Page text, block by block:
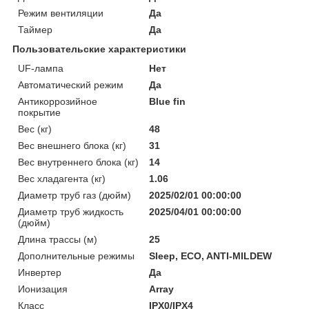
Режим вентиляции
Да
Таймер
Да
Пользовательские характеристики
UF-лампа
Нет
Автоматический режим
Да
Антикоррозийное
покрытие
Blue fin
Вес (кг)
48
Вес внешнего блока (кг)
31
Вес внутреннего блока (кг)
14
Вес хладагента (кг)
1.06
Диаметр труб газ (дюйм)
2025/02/01 00:00:00
Диаметр труб жидкость
(дюйм)
2025/04/01 00:00:00
Длина трассы (м)
25
Дополнительные режимы
Sleep, ECO, ANTI-MILDEW
Инвертер
Да
Ионизация
Array
Класс
IPX0/IPX4